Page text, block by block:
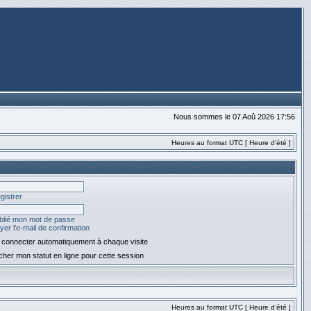
Nous sommes le 07 Aoû 2026 17:56
Heures au format UTC [ Heure d’été ]
mon mot de passe
l’e-mail de confirmation
connecter automatiquement à chaque visite
mon statut en ligne pour cette session
Heures au format UTC [ Heure d’été ]